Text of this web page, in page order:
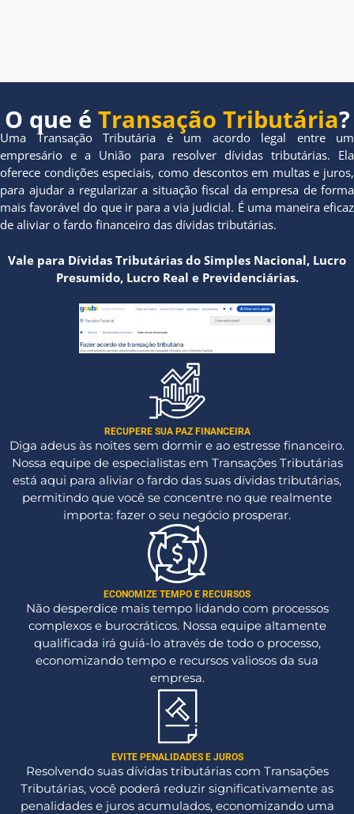
O que é Transação Tributária?
Uma Transação Tributária é um acordo legal entre um
empresário e a União para resolver dívidas tributárias. Ela
oferece condições especiais, como descontos em multas e juros,
para ajudar a regularizar a situação fiscal da empresa de forma
mais favorável do que ir para a via judicial. É uma maneira eficaz
de aliviar o fardo financeiro das dívidas tributárias.
Vale para Dívidas Tributárias do Simples Nacional, Lucro
Presumido, Lucro Real e Previdenciárias.
RECUPERE SUA PAZ FINANCEIRA
Diga adeus às noites sem dormir e ao estresse financeiro.
Nossa equipe de especialistas em Transações Tributárias
está aqui para aliviar o fardo das suas dívidas tributárias,
permitindo que você se concentre no que realmente
importa: fazer o seu negócio prosperar.
ECONOMIZE TEMPO E RECURSOS
Não desperdice mais tempo lidando com processos
complexos e burocráticos. Nossa equipe altamente
qualificada irá guiá-lo através de todo o processo,
economizando tempo e recursos valiosos da sua
empresa.
EVITE PENALIDADES E JUROS
Resolvendo suas dívidas tributárias com Transações
Tributárias, você poderá reduzir significativamente as
penalidades e juros acumulados, economizando uma